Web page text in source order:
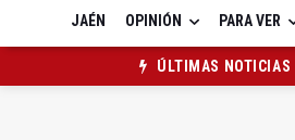
JAÉN OPINIÓN PARA VER
ÚLTIMAS NOTICIAS